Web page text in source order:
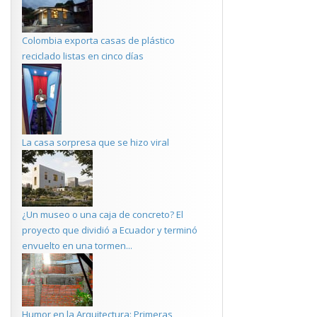
Colombia exporta casas de plástico
reciclado listas en cinco días
La casa sorpresa que se hizo viral
¿Un museo o una caja de concreto? El
proyecto que dividió a Ecuador y terminó
envuelto en una tormen...
Humor en la Arquitectura: Primeras